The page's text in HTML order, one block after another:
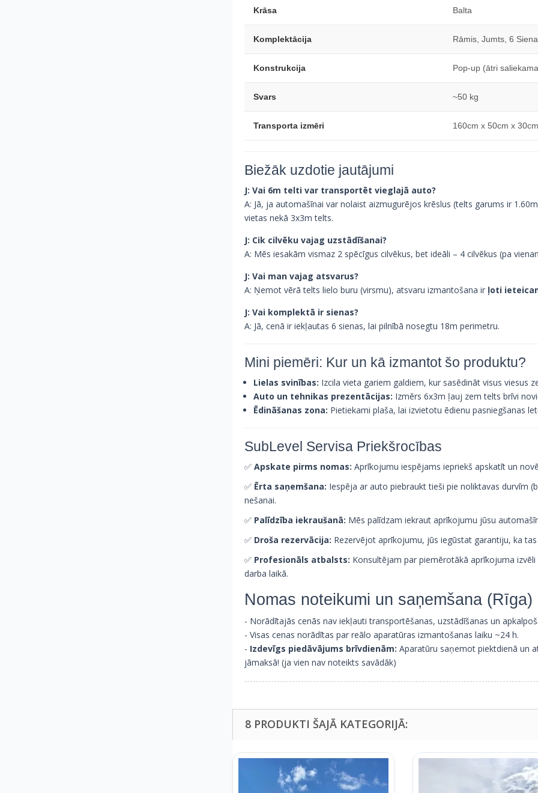
Krāsa Balta
Komplektācija Rāmis, Jumts, 6
Konstrukcija Pop-up (ātri
Svars ~50 kg
Transporta izmēri 160cm x 50cm x 30cm
Biežāk uzdotie jautājumi
J: Vai 6m telti var transportēt vieglajā auto?
A: Jā, ja automašīnai var nolaist aizmugurējos krēslus (telts garums ir
vietas nekā 3x3m telts.
J: Cik cilvēku vajag uzstādīšanai?
A: Mēs iesakām vismaz 2 spēcīgus cilvēkus, bet ideāli – 4 cilvēkus (pa
J: Vai man vajag atsvarus?
A: Ņemot vērā telts lielo buru (virsmu), atsvaru izmantošana ir ļoti
J: Vai komplektā ir sienas?
A: Jā, cenā ir iekļautas 6 sienas, lai pilnībā nosegtu 18m perimetru.
Mini piemēri: Kur un kā izmantot šo produktu?
Lielas svinības: Izcila vieta gariem galdiem, kur sasēdināt visus viesus
Auto un tehnikas prezentācijas: Izmērs 6x3m ļauj zem telts brīvi
Ēdināšanas zona: Pietiekami plaša, lai izvietotu ēdienu pasniegšanas
SubLevel Servisa Priekšrocības
✅ Apskate pirms nomas: Aprīkojumu iespējams iepriekš apskatīt un
✅ Ērta saņemšana: Iespēja ar auto piebraukt tieši pie noliktavas durvīm
nešanai.
✅ Palīdzība iekraušanā: Mēs palīdzam iekraut aprīkojumu jūsu
✅ Droša rezervācija: Rezervējot aprīkojumu, jūs iegūstat garantiju, ka
✅ Profesionāls atbalsts: Konsultējam par piemērotākā aprīkojuma
darba laikā.
Nomas noteikumi un saņemšana (Rīga)
- Norādītajās cenās nav iekļauti transportēšanas, uzstādīšanas un
- Visas cenas norādītas par reālo aparatūras izmantošanas laiku ~24 h.
- Izdevīgs piedāvājums brīvdienām: Aparatūru saņemot piektdienā un
jāmaksā! (ja vien nav noteikts savādāk)
8 PRODUKTI ŠAJĀ KATEGORIJĀ: